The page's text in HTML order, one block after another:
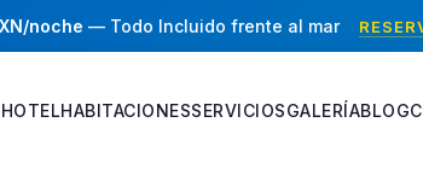
noche — Todo Incluido frente al mar
HOTELHABITACIONESSERVICIOSGALERÍABLOG